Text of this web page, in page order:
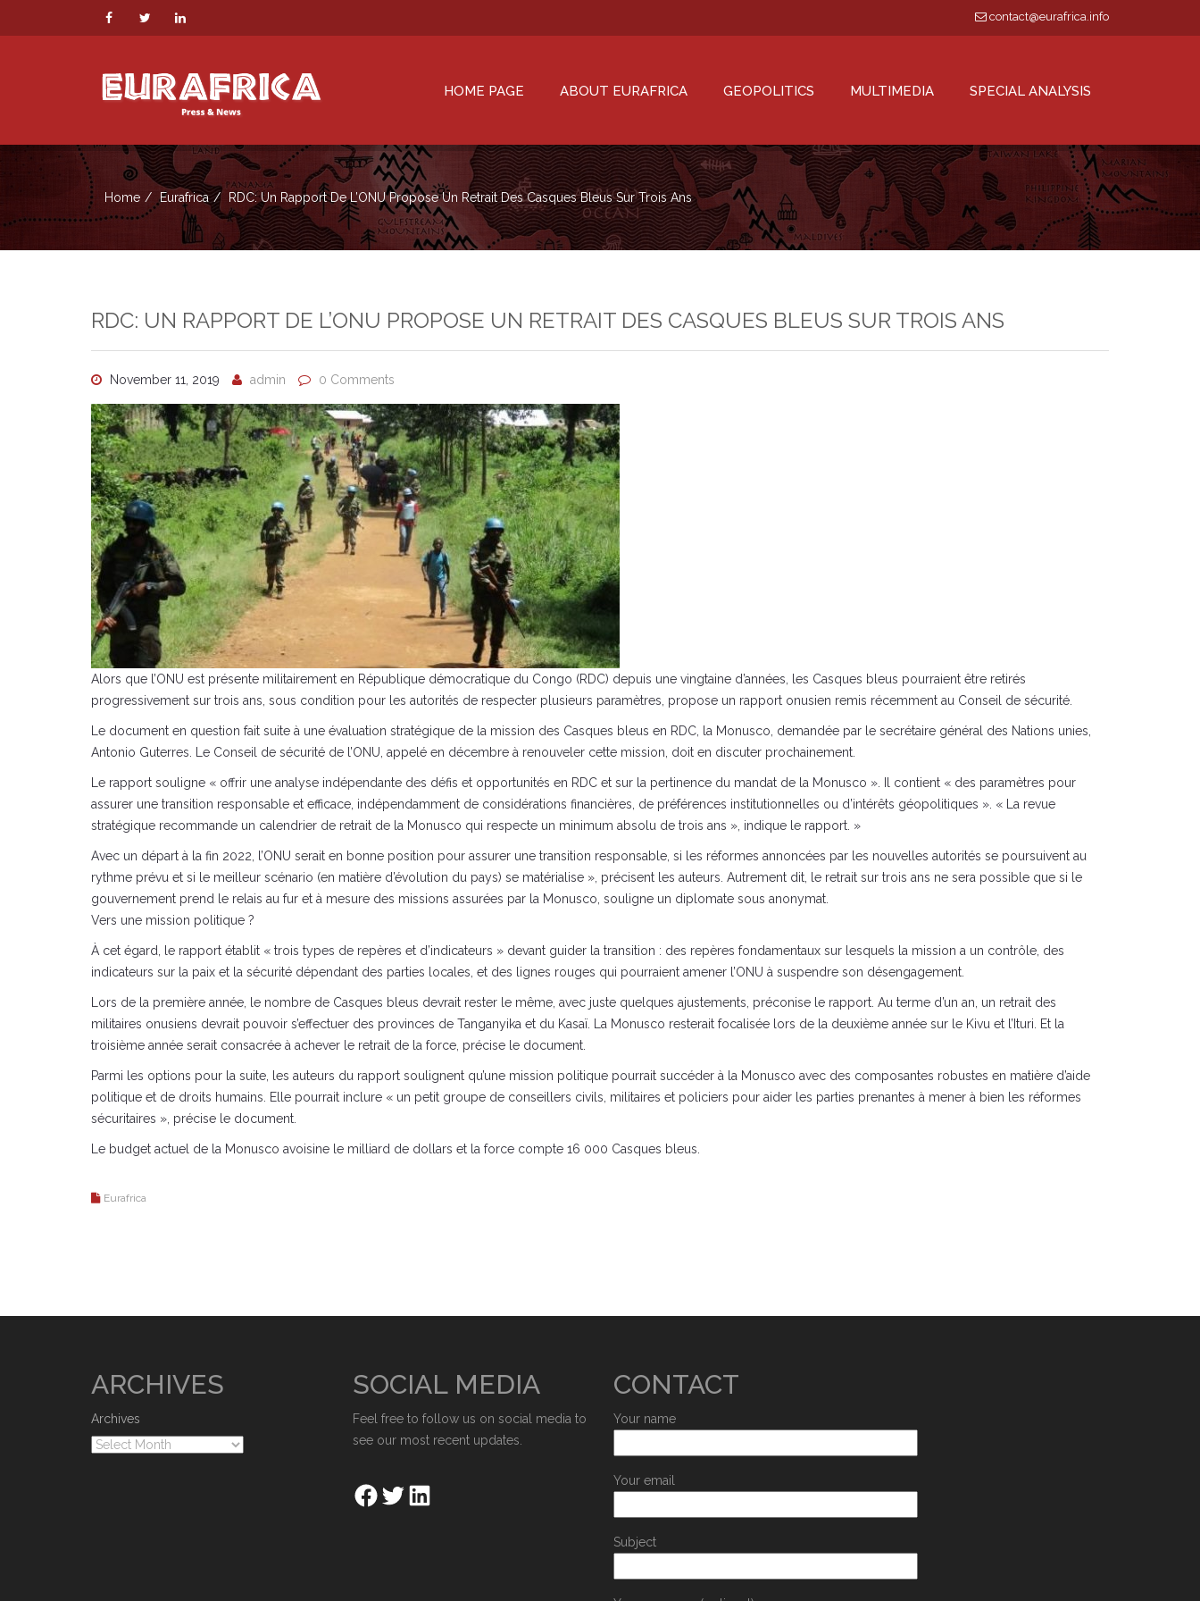
contact@eurafrica.info
HOME PAGE ABOUT EURAFRICA GEOPOLITICS MULTIMEDIA SPECIAL ANALYSIS
Home Eurafrica RDC: Un Rapport De L’ONU Propose Un Retrait Des Casques Bleus Sur Trois Ans
RDC: UN RAPPORT DE L’ONU PROPOSE UN RETRAIT DES CASQUES BLEUS SUR TROIS ANS
November 11, 2019 admin 0 Comments
Alors que l’ONU est présente militairement en République démocratique du Congo (RDC) depuis une vingtaine d’années, les Casques bleus pourraient être retirés
progressivement sur trois ans, sous condition pour les autorités de respecter plusieurs paramètres, propose un rapport onusien remis récemment au Conseil de sécurité.
Le document en question fait suite à une évaluation stratégique de la mission des Casques bleus en RDC, la Monusco, demandée par le secrétaire général des Nations unies,
Antonio Guterres. Le Conseil de sécurité de l’ONU, appelé en décembre à renouveler cette mission, doit en discuter prochainement.
Le rapport souligne « offrir une analyse indépendante des défis et opportunités en RDC et sur la pertinence du mandat de la Monusco ». Il contient « des paramètres pour
assurer une transition responsable et efficace, indépendamment de considérations financières, de préférences institutionnelles ou d’intérêts géopolitiques ». « La revue
stratégique recommande un calendrier de retrait de la Monusco qui respecte un minimum absolu de trois ans », indique le rapport. »
Avec un départ à la fin 2022, l’ONU serait en bonne position pour assurer une transition responsable, si les réformes annoncées par les nouvelles autorités se poursuivent au
rythme prévu et si le meilleur scénario (en matière d’évolution du pays) se matérialise », précisent les auteurs. Autrement dit, le retrait sur trois ans ne sera possible que si le
gouvernement prend le relais au fur et à mesure des missions assurées par la Monusco, souligne un diplomate sous anonymat.
Vers une mission politique ?
À cet égard, le rapport établit « trois types de repères et d’indicateurs » devant guider la transition : des repères fondamentaux sur lesquels la mission a un contrôle, des
indicateurs sur la paix et la sécurité dépendant des parties locales, et des lignes rouges qui pourraient amener l’ONU à suspendre son désengagement.
Lors de la première année, le nombre de Casques bleus devrait rester le même, avec juste quelques ajustements, préconise le rapport. Au terme d’un an, un retrait des
militaires onusiens devrait pouvoir s’effectuer des provinces de Tanganyika et du Kasaï. La Monusco resterait focalisée lors de la deuxième année sur le Kivu et l’Ituri. Et la
troisième année serait consacrée à achever le retrait de la force, précise le document.
Parmi les options pour la suite, les auteurs du rapport soulignent qu’une mission politique pourrait succéder à la Monusco avec des composantes robustes en matière d’aide
politique et de droits humains. Elle pourrait inclure « un petit groupe de conseillers civils, militaires et policiers pour aider les parties prenantes à mener à bien les réformes
sécuritaires », précise le document.
Le budget actuel de la Monusco avoisine le milliard de dollars et la force compte 16 000 Casques bleus.
Eurafrica
ARCHIVES
Archives
SOCIAL MEDIA
Feel free to follow us on social media to
see our most recent updates.
CONTACT
Your name
Your email
Subject